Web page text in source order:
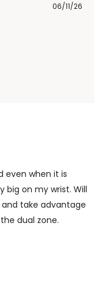
06/11/26
even when it is
big on my wrist. Will
take advantage
dual zone.